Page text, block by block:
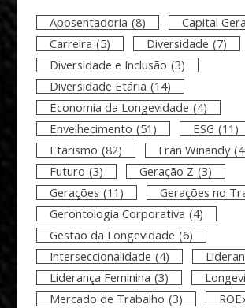
Aposentadoria (8) Capital
Carreira (5) Diversidade (7)
Diversidade e Inclusão (3)
Diversidade Etária (14)
Economia da Longevidade (4)
Envelhecimento (51) ESG (11)
Etarismo (82) Fran Winandy
Futuro (3) Geração Z (3)
Gerações (11) Gerações no
Gerontologia Corporativa (4)
Gestão da Longevidade (6)
Interseccionalidade (4)
Liderança Feminina (3)
Mercado de Trabalho (3)